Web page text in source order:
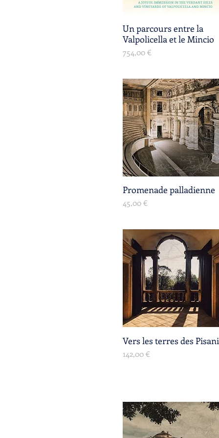
Aperçu rapide
Un parcours entre la
Valpolicella et le Mincio
Prix
754,00 €
Aperçu rapide
Promenade palladienne
Prix
45,00 €
Aperçu rapide
Vers les terres des Pisani
Prix
142,00 €